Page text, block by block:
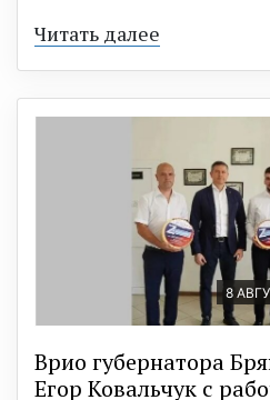
Читать далее
8
Врио губернатора
Егор Ковальчук с